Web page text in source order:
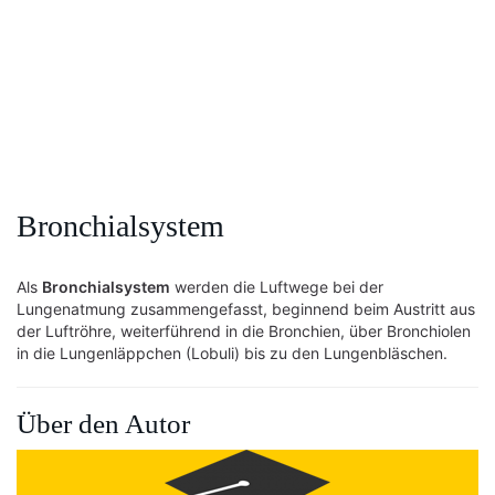
Bronchialsystem
Als Bronchialsystem werden die Luftwege bei der
Lungenatmung zusammengefasst, beginnend beim Austritt aus
der Luftröhre, weiterführend in die Bronchien, über Bronchiolen
in die Lungenläppchen (Lobuli) bis zu den Lungenbläschen.
Über den Autor